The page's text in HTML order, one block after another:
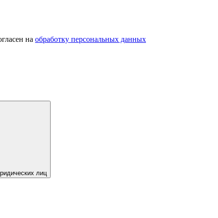
на обработку персональных данных
лиц